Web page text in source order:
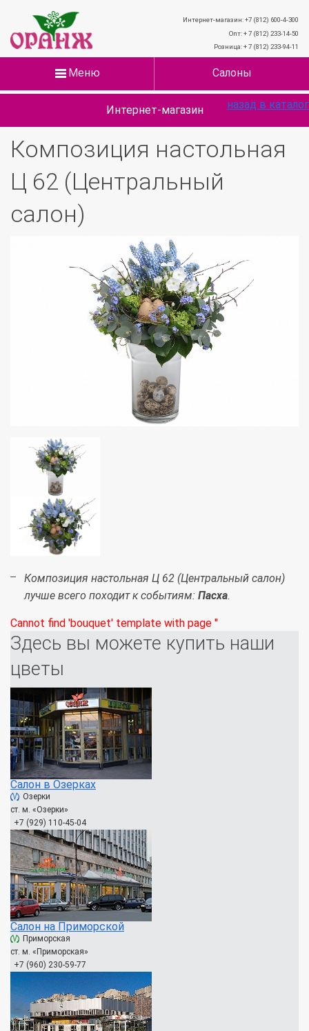
Интернет-магазин: +7 (812) 600-4-300
Опт: + 7 (812) 233-14-50
Розница: + 7 (812) 233-94-11
Меню Салоны
Интернет-магазин
Композиция настольная
Ц 62 (Центральный
салон)
назад в каталог
Композиция настольная Ц 62 (Центральный салон)
лучше всего походит к событиям: Пасха.
Cannot find 'bouquet' template with page ''
Здесь вы можете купить наши
цветы
Салон в Озерках
Озерки
ст. м. «Озерки»
+7 (929) 110-45-04
Салон на Приморской
Приморская
ст. м. «Приморская»
+7 (960) 230-59-77